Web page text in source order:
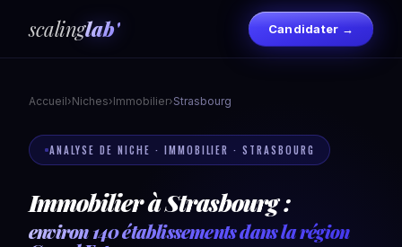
scalinglab' Candidater →
Accueil›Niches›Immobilier›Strasbourg
ANALYSE DE NICHE · IMMOBILIER · STRASBOURG
Immobilier à Strasbourg :
environ 140 établissements dans la région